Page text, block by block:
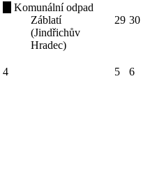
Komunální odpad
Záblatí
(Jindřichův
Hradec)
29 30
4 5
6